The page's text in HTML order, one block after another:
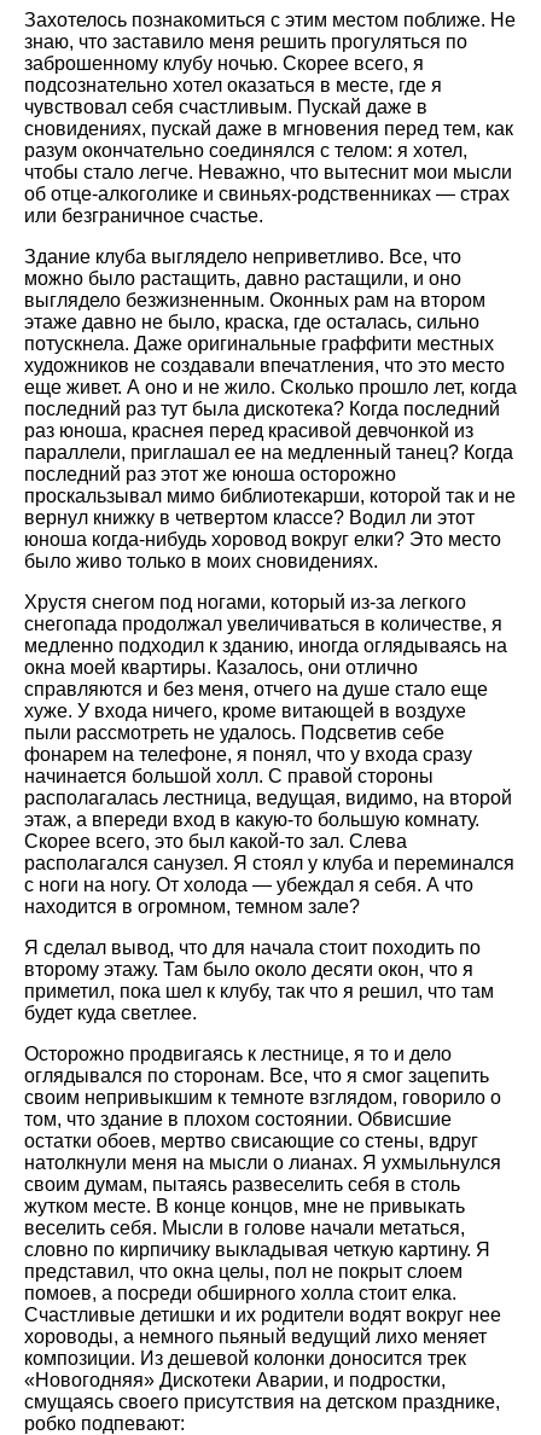
Захотелось познакомиться с этим местом поближе. Не
знаю, что заставило меня решить прогуляться по
заброшенному клубу ночью. Скорее всего, я
подсознательно хотел оказаться в месте, где я
чувствовал себя счастливым. Пускай даже в
сновидениях, пускай даже в мгновения перед тем, как
разум окончательно соединялся с телом: я хотел,
чтобы стало легче. Неважно, что вытеснит мои мысли
об отце-алкоголике и свиньях-родственниках — страх
или безграничное счастье.
Здание клуба выглядело неприветливо. Все, что
можно было растащить, давно растащили, и оно
выглядело безжизненным. Оконных рам на втором
этаже давно не было, краска, где осталась, сильно
потускнела. Даже оригинальные граффити местных
художников не создавали впечатления, что это место
еще живет. А оно и не жило. Сколько прошло лет, когда
последний раз тут была дискотека? Когда последний
раз юноша, краснея перед красивой девчонкой из
параллели, приглашал ее на медленный танец? Когда
последний раз этот же юноша осторожно
проскальзывал мимо библиотекарши, которой так и не
вернул книжку в четвертом классе? Водил ли этот
юноша когда-нибудь хоровод вокруг елки? Это место
было живо только в моих сновидениях.
Хрустя снегом под ногами, который из-за легкого
снегопада продолжал увеличиваться в количестве, я
медленно подходил к зданию, иногда оглядываясь на
окна моей квартиры. Казалось, они отлично
справляются и без меня, отчего на душе стало еще
хуже. У входа ничего, кроме витающей в воздухе
пыли рассмотреть не удалось. Подсветив себе
фонарем на телефоне, я понял, что у входа сразу
начинается большой холл. С правой стороны
располагалась лестница, ведущая, видимо, на второй
этаж, а впереди вход в какую-то большую комнату.
Скорее всего, это был какой-то зал. Слева
располагался санузел. Я стоял у клуба и переминался
с ноги на ногу. От холода — убеждал я себя. А что
находится в огромном, темном зале?
Я сделал вывод, что для начала стоит походить по
второму этажу. Там было около десяти окон, что я
приметил, пока шел к клубу, так что я решил, что там
будет куда светлее.
Осторожно продвигаясь к лестнице, я то и дело
оглядывался по сторонам. Все, что я смог зацепить
своим непривыкшим к темноте взглядом, говорило о
том, что здание в плохом состоянии. Обвисшие
остатки обоев, мертво свисающие со стены, вдруг
натолкнули меня на мысли о лианах. Я ухмыльнулся
своим думам, пытаясь развеселить себя в столь
жутком месте. В конце концов, мне не привыкать
веселить себя. Мысли в голове начали метаться,
словно по кирпичику выкладывая четкую картину. Я
представил, что окна целы, пол не покрыт слоем
помоев, а посреди обширного холла стоит елка.
Счастливые детишки и их родители водят вокруг нее
хороводы, а немного пьяный ведущий лихо меняет
композиции. Из дешевой колонки доносится трек
«Новогодняя» Дискотеки Аварии, и подростки,
смущаясь своего присутствия на детском празднике,
робко подпевают: